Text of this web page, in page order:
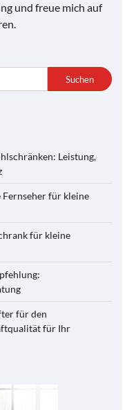
und freue mich auf
Suchen
Leistung,
für kleine
für kleine
für den
für Ihr